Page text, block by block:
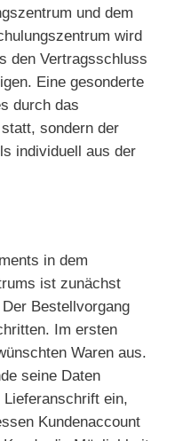
und dem
wird
den Vertragsschluss
Eine gesonderte
durch das
sondern der
individuell aus der
in dem
ist zunächst
Bestellvorgang
Im ersten
Waren aus.
seine Daten
ein,
Kundenaccount